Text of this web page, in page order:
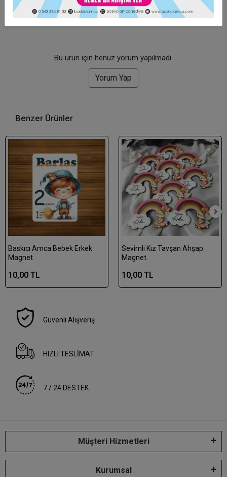
Bu ürün için henüz yorum yapılmadı.
Yorum Yap
Benzer Ürünler
Baskıcı Amca Bebek Erkek
Magnet
10,00 TL
Sevimli Kız Tavşan Ahşap
Magnet
10,00 TL
Güvenli Alışveriş
HIZLI TESLİMAT
7 / 24 DESTEK
Müşteri Hizmetleri
Kurumsal